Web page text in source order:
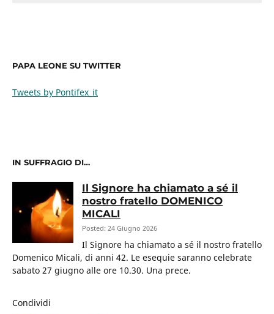
PAPA LEONE SU TWITTER
Tweets by Pontifex_it
IN SUFFRAGIO DI…
Il Signore ha chiamato a sé il
nostro fratello DOMENICO
MICALI
Posted: 24 Giugno 2026
Il Signore ha chiamato a sé il nostro fratello
Domenico Micali, di anni 42. Le esequie saranno celebrate
sabato 27 giugno alle ore 10.30. Una prece.
Condividi